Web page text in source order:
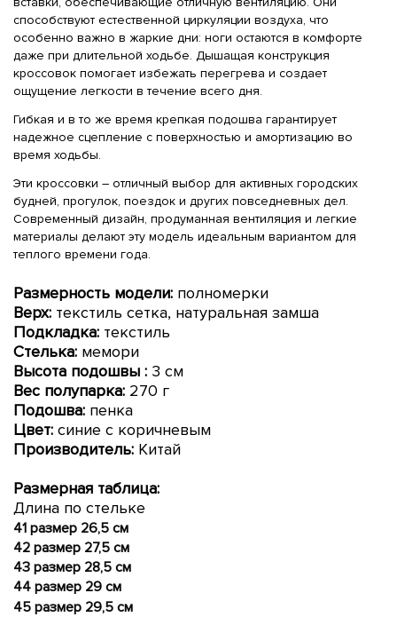
способствуют естественной циркуляции воздуха, что
особенно важно в жаркие дни: ноги остаются в комфорте
даже при длительной ходьбе. Дышащая конструкция
кроссовок помогает избежать перегрева и создает
ощущение легкости в течение всего дня.
Гибкая и в то же время крепкая подошва гарантирует
надежное сцепление с поверхностью и амортизацию во
время ходьбы.
Эти кроссовки – отличный выбор для активных городских
будней, прогулок, поездок и других повседневных дел.
Современный дизайн, продуманная вентиляция и легкие
материалы делают эту модель идеальным вариантом для
теплого времени года.
Размерность модели: полномерки
Верх: текстиль сетка, натуральная замша
Подкладка: текстиль
Стелька: мемори
Высота подошвы : 3 см
Вес полупарка: 270 г
Подошва: пенка
Цвет: синие с коричневым
Производитель: Китай
Размерная таблица:
Длина по стельке
41 размер 26,5 см
42 размер 27,5 см
43 размер 28,5 см
44 размер 29 см
45 размер 29,5 см